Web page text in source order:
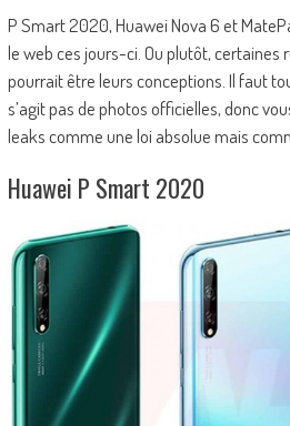
P Smart 2020, Huawei Nova 6 et
le web ces jours-ci. Ou plutôt,
pourrait être leurs conceptions. Il faut
s’agit pas de photos officielles, donc
leaks comme une loi absolue mais
Huawei P Smart 2020